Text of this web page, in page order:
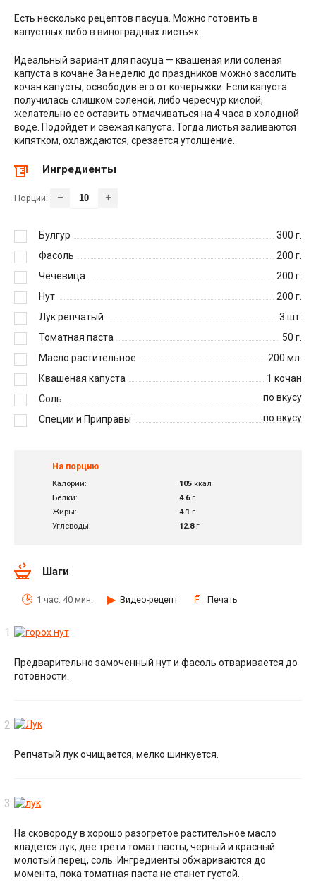
Есть несколько рецептов пасуца. Можно готовить в
капустных либо в виноградных листьях.
Идеальный вариант для пасуца — квашеная или соленая
капуста в кочане За неделю до праздников можно засолить
кочан капусты, освободив его от кочерыжки. Если капуста
получилась слишком соленой, либо чересчур кислой,
желательно ее оставить отмачиваться на 4 часа в холодной
воде. Подойдет и свежая капуста. Тогда листья заливаются
кипятком, охлаждаются, срезается утолщение.
Ингредиенты
Порции: – +
Булгур 300 г.
Фасоль
200 г.
Чечевица
200 г.
Нут
200 г.
Лук репчатый
3 шт.
Томатная паста
50 г.
Масло растительное
200 мл.
Квашеная капуста
1 кочан
Соль
по вкусу
Специи и Приправы
по вкусу
На порцию
Калории: 105 ккал
Белки:
4.6г
Жиры:
4.1 г
Углеводы:
12.8г
Шаги
1 час. 40 мин. Видео-рецепт Печать
Предварительно замоченный нут и фасоль отваривается до
готовности.
Репчатый лук очищается, мелко шинкуется.
На сковороду в хорошо разогретое растительное масло
кладется лук, две трети томат пасты, черный и красный
молотый перец, соль. Ингредиенты обжариваются до
момента, пока томатная паста не станет густой.